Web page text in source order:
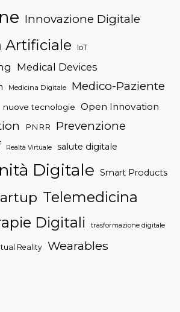
Innovazione Digitale
Artificiale IoT
Medical Devices
Medicina Digitale
Medico-Paziente
nuove tecnologie Open Innovation
PNRR
Prevenzione
Realtà Virtuale salute digitale
Digitale Smart Products
Telemedicina
Digitali trasformazione digitale
Reality Wearables